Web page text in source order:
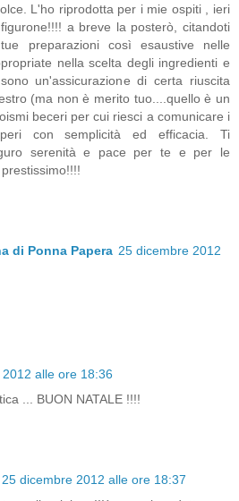
L'ho riprodotta per i mie ospiti , ieri
a breve la posterò, citandoti
preparazioni così esaustive nelle
nella scelta degli ingredienti e
un'assicurazione di certa riuscita
(ma non è merito tuo....quello è un
beceri per cui riesci a comunicare i
con semplicità ed efficacia. Ti
serenità e pace per te e per le
di Ponna Papera 25 dicembre 2012
alle ore 18:36
... BUON NATALE !!!!
25 dicembre 2012 alle ore 18:37